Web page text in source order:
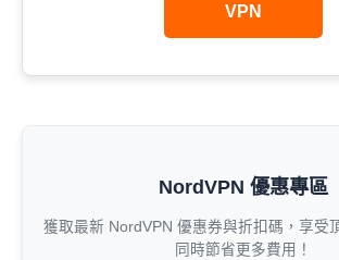
VPN
NordVPN 優惠專區
獲取最新 NordVPN 優惠券與折扣碼，享受
同時節省更多費用！